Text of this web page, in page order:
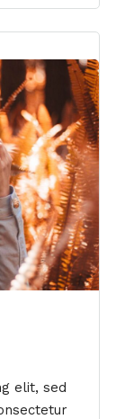
elit, sed